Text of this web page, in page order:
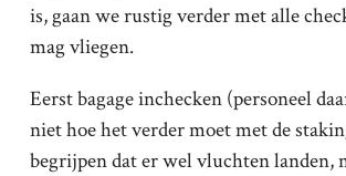
is, gaan we rustig verder met alle
mag vliegen.
Eerst bagage inchecken (personeel
niet hoe het verder moet met de
begrijpen dat er wel vluchten landen,